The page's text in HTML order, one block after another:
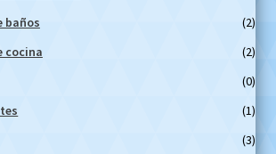
baños
(2)
cocina
(2)
(0)
(1)
(3)